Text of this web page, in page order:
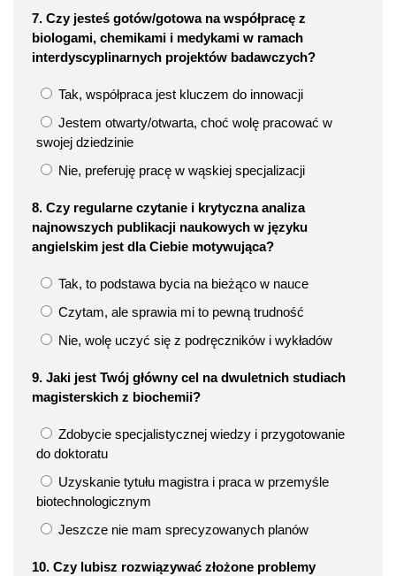
7. Czy jesteś gotów/gotowa na współpracę z
biologami, chemikami i medykami w ramach
interdyscyplinarnych projektów badawczych?
Tak, współpraca jest kluczem do innowacji
Jestem otwarty/otwarta, choć wolę pracować w
swojej dziedzinie
Nie, preferuję pracę w wąskiej specjalizacji
8. Czy regularne czytanie i krytyczna analiza
najnowszych publikacji naukowych w języku
angielskim jest dla Ciebie motywująca?
Tak, to podstawa bycia na bieżąco w nauce
Czytam, ale sprawia mi to pewną trudność
Nie, wolę uczyć się z podręczników i wykładów
9. Jaki jest Twój główny cel na dwuletnich studiach
magisterskich z biochemii?
Zdobycie specjalistycznej wiedzy i przygotowanie
do doktoratu
Uzyskanie tytułu magistra i praca w przemyśle
biotechnologicznym
Jeszcze nie mam sprecyzowanych planów
10. Czy lubisz rozwiązywać złożone problemy